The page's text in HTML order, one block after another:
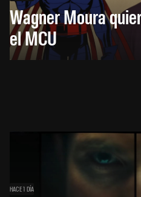
Wagner Moura
el MCU
HACE 1 DÍA